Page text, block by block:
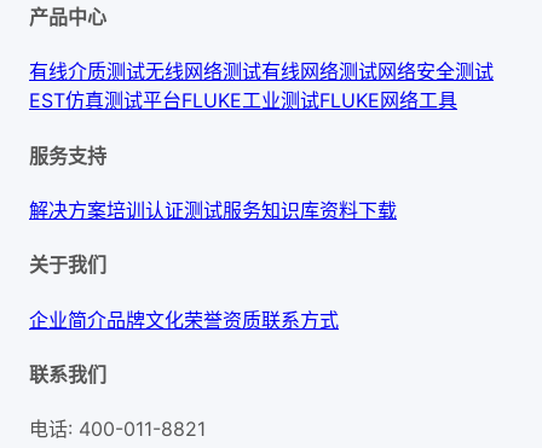
产品中心
有线介质测试无线网络测试有线网络测试网络安全测试
EST仿真测试平台FLUKE工业测试FLUKE网络工具
服务支持
解决方案培训认证测试服务知识库资料下载
关于我们
企业简介品牌文化荣誉资质联系方式
联系我们
电话: 400-011-8821